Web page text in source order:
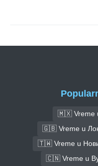
🇲🇽 Vreme
🇬🇧 Vreme u
🇹🇼 Vreme u Нови
🇨🇳 Vreme u